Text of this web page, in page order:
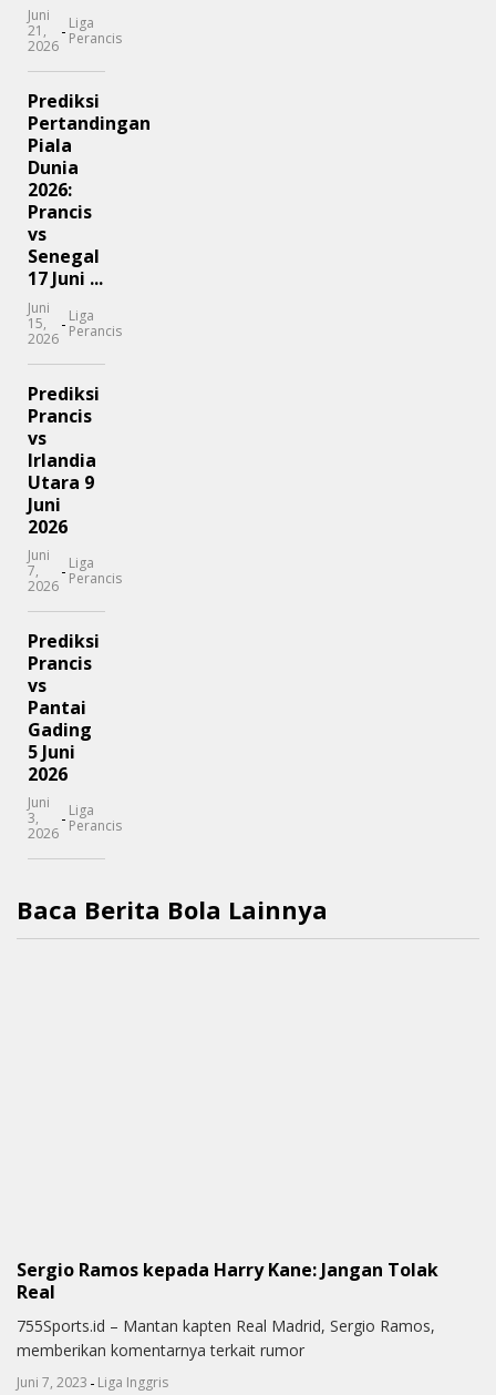
Juni
21,
2026
- Liga
Perancis
Prediksi
Pertandingan
Piala
Dunia
2026:
Prancis
vs
Senegal
17 Juni ...
Juni
15,
2026
- Liga
Perancis
Prediksi
Prancis
vs
Irlandia
Utara 9
Juni
2026
Juni
7,
2026
- Liga
Perancis
Prediksi
Prancis
vs
Pantai
Gading
5 Juni
2026
Juni
3,
2026
- Liga
Perancis
Baca Berita Bola Lainnya
Sergio Ramos kepada Harry Kane: Jangan Tolak
Real
755Sports.id – Mantan kapten Real Madrid, Sergio Ramos,
memberikan komentarnya terkait rumor
Juni 7, 2023 - Liga Inggris